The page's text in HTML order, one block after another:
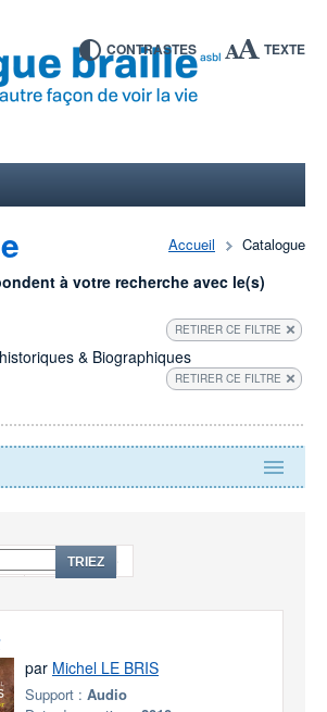
CONTRASTES TEXTE
Accueil Catalogue
à votre recherche avec le(s)
RETIRER CE FILTRE
& Biographiques
RETIRER CE FILTRE
185
TRIEZ
par Michel LE BRIS
Support : Audio